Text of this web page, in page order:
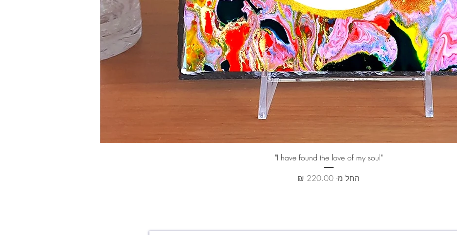
תצוגה מהירה
"I have found the love of my soul"
החל מ-
מחיר מבצע